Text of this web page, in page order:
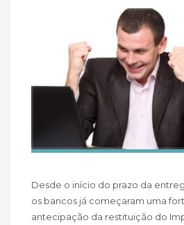
Desde o início do prazo da
os bancos já começaram uma
antecipação da restituição do